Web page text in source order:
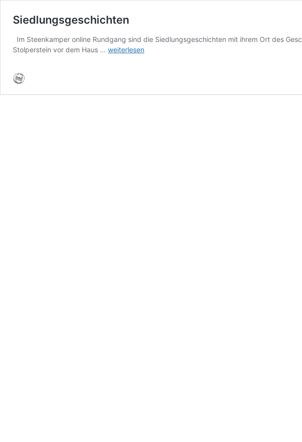
Siedlungsgeschichten
Im Steenkamper online Rundgang sind die Siedlungsgeschichten mit ihrem Ort des
Stolperstein vor dem Haus … Siedlungsgeschichten
weiterlesen